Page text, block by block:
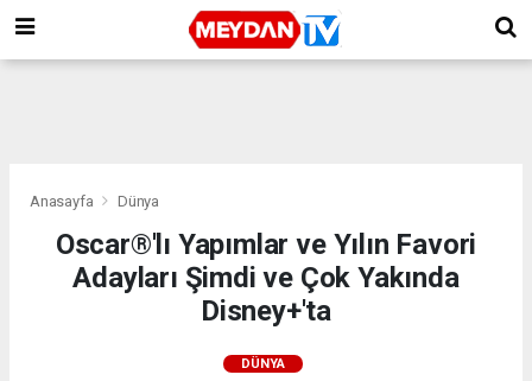
Anasayfa Dünya
Oscar®️'lı Yapımlar ve Yılın Favori
Adayları Şimdi ve Çok Yakında
Disney+'ta
DÜNYA